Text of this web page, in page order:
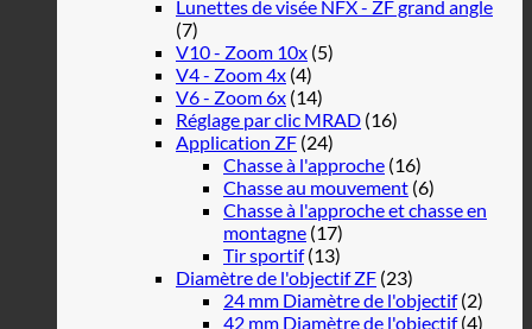
Lunettes de visée NFX - ZF grand angle
(7)
V10 - Zoom 10x (5)
V4 - Zoom 4x (4)
V6 - Zoom 6x (14)
Réglage par clic MRAD (16)
Application ZF (24)
Chasse à l'approche (16)
Chasse au mouvement (6)
Chasse à l'approche et chasse en
montagne (17)
Tir sportif (13)
Diamètre de l'objectif ZF (23)
24 mm Diamètre de l'objectif (2)
42 mm Diamètre de l'objectif (4)